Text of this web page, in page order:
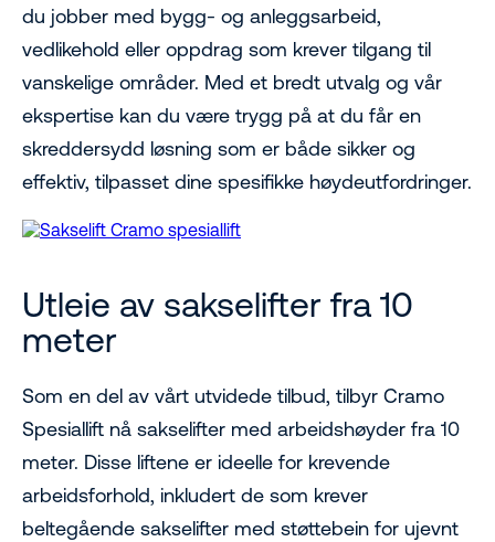
du jobber med bygg- og anleggsarbeid,
vedlikehold eller oppdrag som krever tilgang til
vanskelige områder. Med et bredt utvalg og vår
ekspertise kan du være trygg på at du får en
skreddersydd løsning som er både sikker og
effektiv, tilpasset dine spesifikke høydeutfordringer.
Utleie av sakselifter fra 10
meter
Som en del av vårt utvidede tilbud, tilbyr Cramo
Spesiallift nå sakselifter med arbeidshøyder fra 10
meter. Disse liftene er ideelle for krevende
arbeidsforhold, inkludert de som krever
beltegående sakselifter med støttebein for ujevnt